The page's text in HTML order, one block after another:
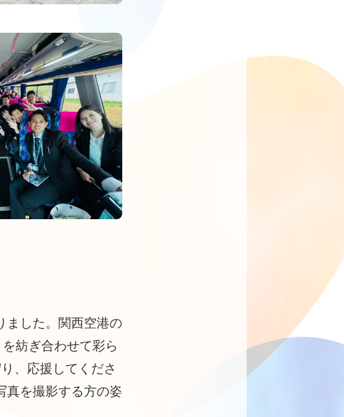
ました。関西空港の
紡ぎ合わせて彩ら
、応援してくださ
真を撮影する方の姿